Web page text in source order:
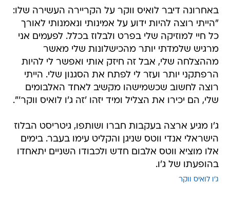
באחרונה דיבר לואיס ווקר על הקריירה העשירה שלו:
"הייתי רוצה להיות ידוע על אמינותי ונאמנותי לאורך
כל חיי למוזיקה שלי בפרט ולבלוז בכלל. לפעמים אני
מרגיש שלמדתי יותר מהכישלונות שלי מאשר
מההצלחה שלי, אבל זה חיזק אותי ואפשר לי להיות
הרפתקני יותר ועזר לי לפתח את הסגנון שלי. הייתי
רוצה לחשוב שכשמישהו מקשיב לאחד האלבומים
שלי, הם יכירו את הצליל ומיד יזהו 'זה ג'ו לואיס ווקר'".
ג'ו מגיע ארצה בעקבות חברו ושותפו, גיטריסט הבלוז
הישראלי אנדי ווטס שניגן והקליט עימו בעבר. בימים
אלו מוציא ווטס אלבום חדש ולכבודו השניים יתאחדו
בהופעתו של ג'ו.
ג'ו לואיס ווקר